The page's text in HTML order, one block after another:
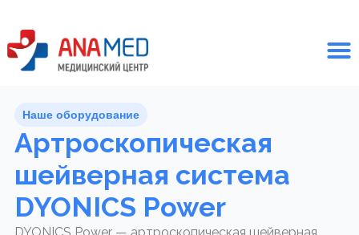
Наше оборудование
Артроскопическая
шейверная система
DYONICS Power